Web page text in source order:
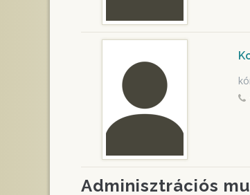
Adminisztrációs